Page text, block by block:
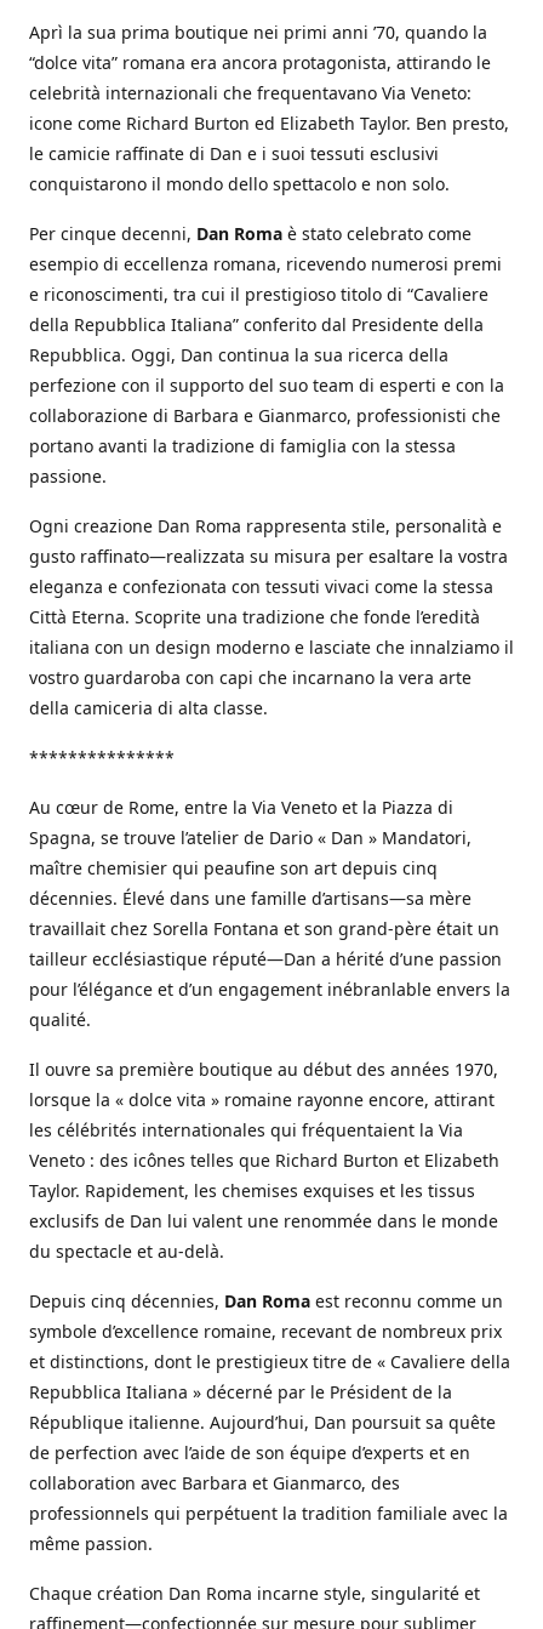
Aprì la sua prima boutique nei primi anni ’70, quando la
“dolce vita” romana era ancora protagonista, attirando le
celebrità internazionali che frequentavano Via Veneto:
icone come Richard Burton ed Elizabeth Taylor. Ben presto,
le camicie raffinate di Dan e i suoi tessuti esclusivi
conquistarono il mondo dello spettacolo e non solo.
Per cinque decenni, Dan Roma è stato celebrato come
esempio di eccellenza romana, ricevendo numerosi premi
e riconoscimenti, tra cui il prestigioso titolo di “Cavaliere
della Repubblica Italiana” conferito dal Presidente della
Repubblica. Oggi, Dan continua la sua ricerca della
perfezione con il supporto del suo team di esperti e con la
collaborazione di Barbara e Gianmarco, professionisti che
portano avanti la tradizione di famiglia con la stessa
passione.
Ogni creazione Dan Roma rappresenta stile, personalità e
gusto raffinato—realizzata su misura per esaltare la vostra
eleganza e confezionata con tessuti vivaci come la stessa
Città Eterna. Scoprite una tradizione che fonde l’eredità
italiana con un design moderno e lasciate che innalziamo il
vostro guardaroba con capi che incarnano la vera arte
della camiceria di alta classe.
***************
Au cœur de Rome, entre la Via Veneto et la Piazza di
Spagna, se trouve l’atelier de Dario « Dan » Mandatori,
maître chemisier qui peaufine son art depuis cinq
décennies. Élevé dans une famille d’artisans—sa mère
travaillait chez Sorella Fontana et son grand-père était un
tailleur ecclésiastique réputé—Dan a hérité d’une passion
pour l’élégance et d’un engagement inébranlable envers la
qualité.
Il ouvre sa première boutique au début des années 1970,
lorsque la « dolce vita » romaine rayonne encore, attirant
les célébrités internationales qui fréquentaient la Via
Veneto : des icônes telles que Richard Burton et Elizabeth
Taylor. Rapidement, les chemises exquises et les tissus
exclusifs de Dan lui valent une renommée dans le monde
du spectacle et au-delà.
Depuis cinq décennies, Dan Roma est reconnu comme un
symbole d’excellence romaine, recevant de nombreux prix
et distinctions, dont le prestigieux titre de « Cavaliere della
Repubblica Italiana » décerné par le Président de la
République italienne. Aujourd’hui, Dan poursuit sa quête
de perfection avec l’aide de son équipe d’experts et en
collaboration avec Barbara et Gianmarco, des
professionnels qui perpétuent la tradition familiale avec la
même passion.
Chaque création Dan Roma incarne style, singularité et
raffinement—confectionnée sur mesure pour sublimer